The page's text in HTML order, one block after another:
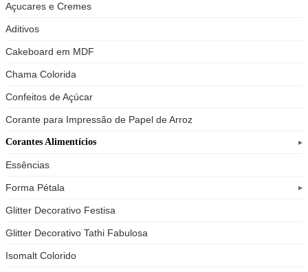
Açucares e Cremes
Aditivos
Cakeboard em MDF
Chama Colorida
Confeitos de Açúcar
Corante para Impressão de Papel de Arroz
Corantes Alimentícios
Essências
Forma Pétala
Glitter Decorativo Festisa
Glitter Decorativo Tathi Fabulosa
Isomalt Colorido